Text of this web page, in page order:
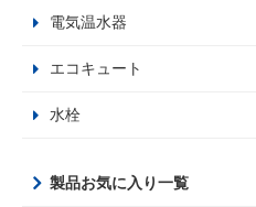
電気温水器
エコキュート
水栓
製品お気に入り一覧